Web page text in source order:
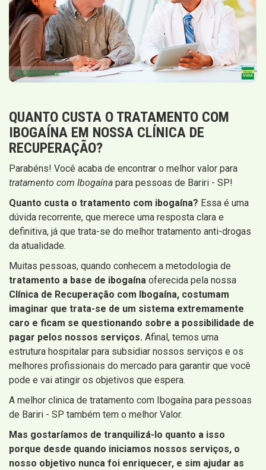
QUANTO CUSTA O TRATAMENTO COM
IBOGAÍNA EM NOSSA CLÍNICA DE
RECUPERAÇÃO?
Parabéns! Você acaba de encontrar o melhor valor para
tratamento com Ibogaína para pessoas de Bariri - SP!
Quanto custa o tratamento com ibogaína? Essa é uma
dúvida recorrente, que merece uma resposta clara e
definitiva, já que trata-se do melhor tratamento anti-drogas
da atualidade.
Muitas pessoas, quando conhecem a metodologia de
tratamento a base de ibogaína oferecida pela nossa
Clínica de Recuperação com Ibogaína, costumam
imaginar que trata-se de um sistema extremamente
caro e ficam se questionando sobre a possibilidade de
pagar pelos nossos serviços. Afinal, temos uma
estrutura hospitalar para subsidiar nossos serviços e os
melhores profissionais do mercado para garantir que você
pode e vai atingir os objetivos que espera.
A melhor clinica de tratamento com Ibogaína para pessoas
de Bariri - SP também tem o melhor Valor.
Mas gostaríamos de tranquilizá-lo quanto a isso
porque desde quando iniciamos nossos serviços, o
nosso objetivo nunca foi enriquecer, e sim ajudar as